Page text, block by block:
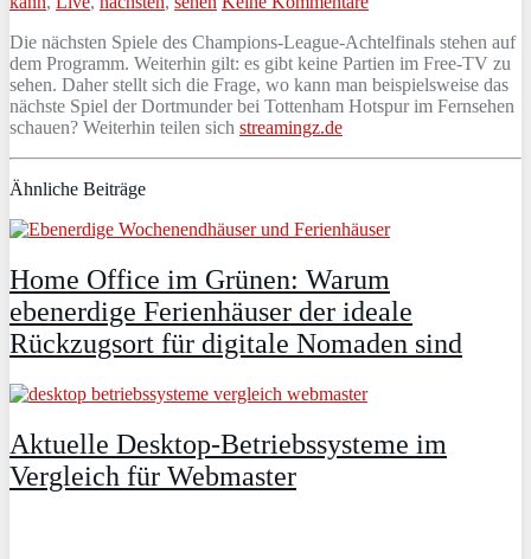
Die nächsten Spiele des Champions-League-Achtelfinals stehen auf
dem Programm. Weiterhin gilt: es gibt keine Partien im Free-TV zu
sehen. Daher stellt sich die Frage, wo kann man beispielsweise das
nächste Spiel der Dortmunder bei Tottenham Hotspur im Fernsehen
schauen? Weiterhin teilen sich streamingz.de
Ähnliche Beiträge
Home Office im Grünen: Warum
ebenerdige Ferienhäuser der ideale
Rückzugsort für digitale Nomaden sind
Aktuelle Desktop-Betriebssysteme im
Vergleich für Webmaster